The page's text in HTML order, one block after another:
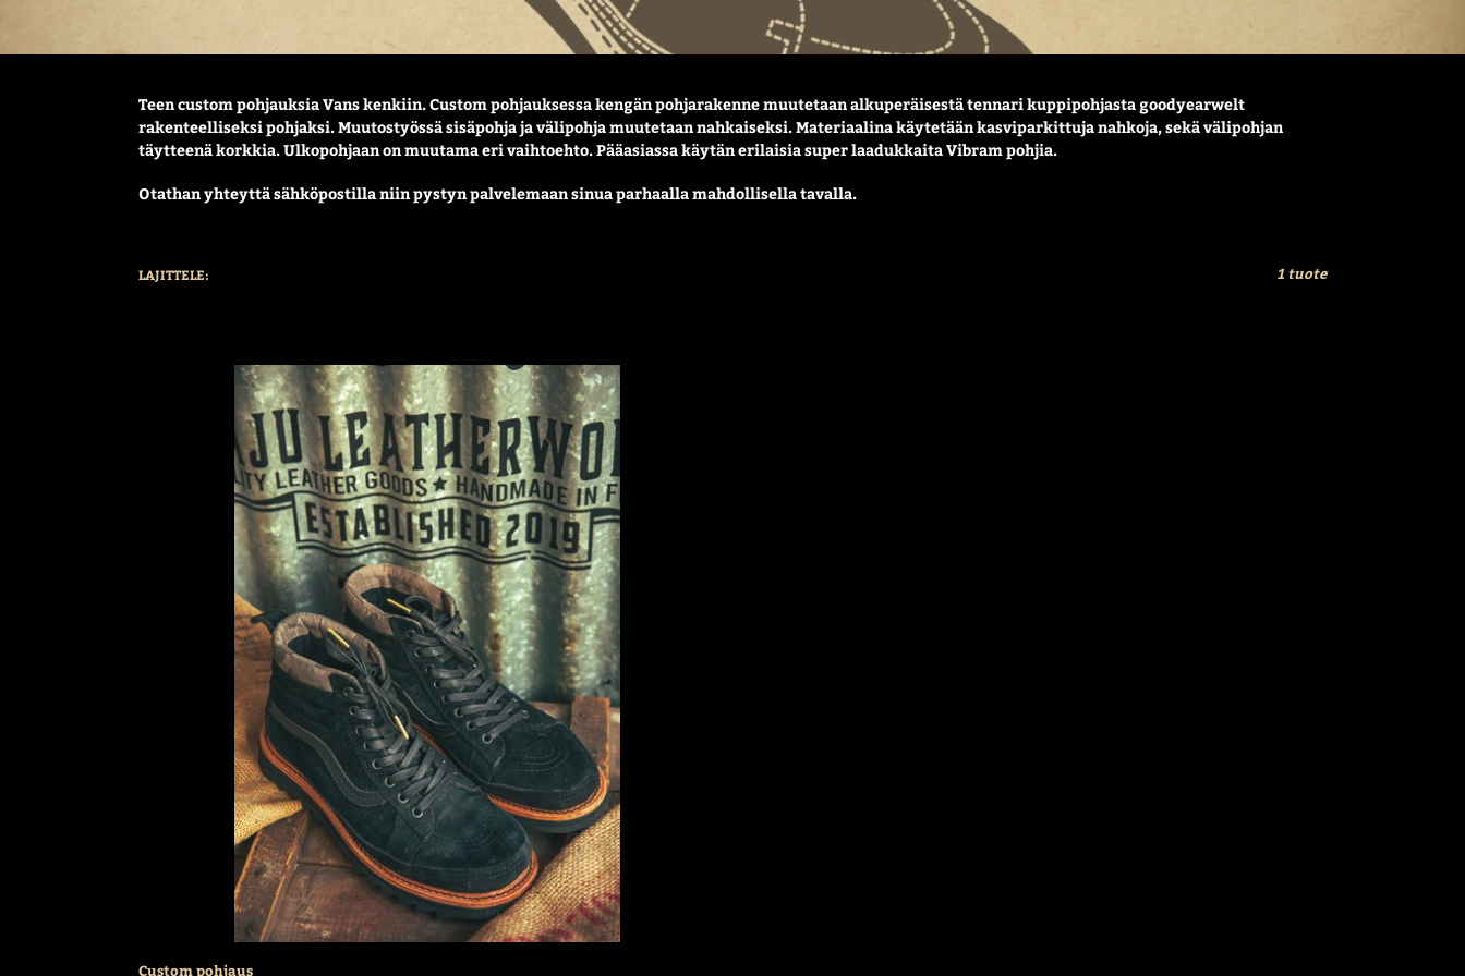
e
l
m
a
:
Teen custom pohjauksia Vans kenkiin. Custom pohjauksessa kengän pohjarakenne muutetaan alkuperäisestä tennari kuppipohjasta goodyearwelt
rakenteelliseksi pohjaksi. Muutostyössä sisäpohja ja välipohja muutetaan nahkaiseksi. Materiaalina käytetään kasviparkittuja nahkoja, sekä välipohjan
täytteenä korkkia. Ulkopohjaan on muutama eri vaihtoehto. Pääasiassa käytän erilaisia super laadukkaita Vibram pohjia.
Otathan yhteyttä sähköpostilla niin pystyn palvelemaan sinua parhaalla mahdollisella tavalla.
LAJITTELE: 1 tuote
Custom pohjaus